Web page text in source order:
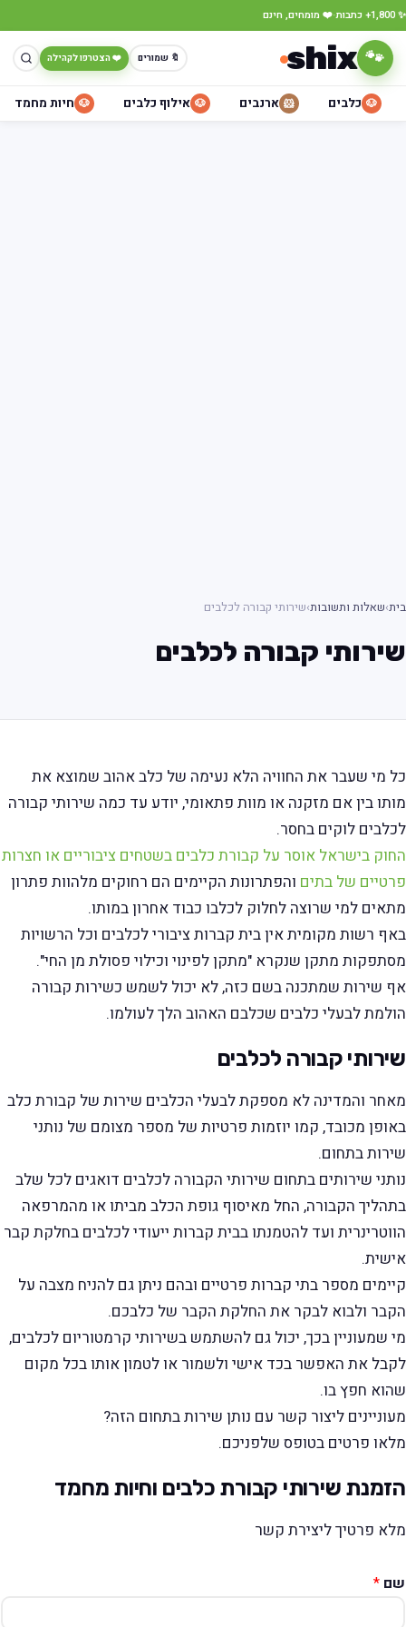
✨ 1,800+ כתבות ·❤️ מומחים, חינם
🐾
shix 🔖 שמורים ❤️ הצטרפו לקהילה
🐶 כלבים 🐹 ארנבים 🐶 אילוף כלבים 🐶 חיות מחמד
בית›שאלות ותשובות›שירותי קבורה לכלבים
שירותי קבורה לכלבים
כל מי שעבר את החוויה הלא נעימה של כלב אהוב שמוצא את
מותו בין אם מזקנה או מוות פתאומי, יודע עד כמה שירותי קבורה
לכלבים לוקים בחסר.
החוק בישראל אוסר על קבורת כלבים בשטחים ציבוריים או חצרות
פרטיים של בתים והפתרונות הקיימים הם רחוקים מלהוות פתרון
מתאים למי שרוצה לחלוק לכלבו כבוד אחרון במותו.
באף רשות מקומית אין בית קברות ציבורי לכלבים וכל הרשויות
מסתפקות מתקן שנקרא "מתקן לפינוי וכילוי פסולת מן החי".
אף שירות שמתכנה בשם כזה, לא יכול לשמש כשירות קבורה
הולמת לבעלי כלבים שכלבם האהוב הלך לעולמו.
שירותי קבורה לכלבים
מאחר והמדינה לא מספקת לבעלי הכלבים שירות של קבורת כלב
באופן מכובד, קמו יוזמות פרטיות של מספר מצומם של נותני
שירות בתחום.
נותני שירותים בתחום שירותי הקבורה לכלבים דואגים לכל שלב
בתהליך הקבורה, החל מאיסוף גופת הכלב מביתו או מהמרפאה
הווטרינרית ועד להטמנתו בבית קברות ייעודי לכלבים בחלקת קבר
אישית.
קיימים מספר בתי קברות פרטיים ובהם ניתן גם להניח מצבה על
הקבר ולבוא לבקר את החלקת הקבר של כלבכם.
מי שמעוניין בכך, יכול גם להשתמש בשירותי קרמטוריום לכלבים,
לקבל את האפשר בכד אישי ולשמור או לטמון אותו בכל מקום
שהוא חפץ בו.
מעוניינים ליצור קשר עם נותן שירות בתחום הזה?
מלאו פרטים בטופס שלפניכם.
הזמנת שירותי קבורת כלבים וחיות מחמד
מלא פרטיך ליצירת קשר
שם *